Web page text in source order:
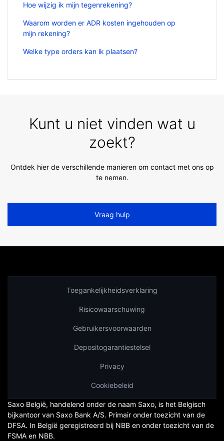
Hoe wijzig ik mijn tegenrekening?
Waarom worden er ADR kosten ingehouden op
mijn rekening?
Welke type orders kan ik plaatsen?
Kunt u niet vinden wat u
zoekt?
Ontdek hier de verschillende manieren om contact met ons op
te nemen.
Vraag hulp
Toegankelijkheidsverklaring
Risicowaarschuwing
Gebruikersvoorwaarden
Depositogarantiestelsel
Privacy
Cookiebeleid
Saxo België, handelend onder de naam Saxo, is het Belgisch
bijkantoor van Saxo Bank A/S. Primair onder toezicht van de
DFSA. In België geregistreerd bij NBB en onder toezicht van de
FSMA en NBB.